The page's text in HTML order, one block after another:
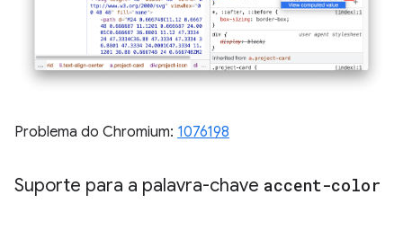
Problema do Chromium: 1076198
Suporte para a palavra-chave accent-color